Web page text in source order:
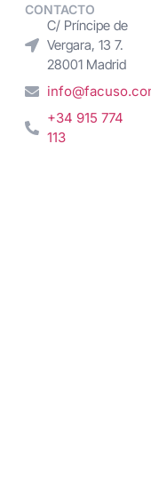
CONTACTO
C/ Príncipe de
Vergara, 13 7.
28001 Madrid
+34 915 774
113